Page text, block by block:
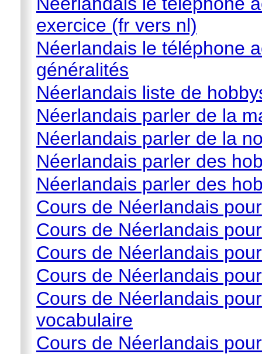
exercice (fr vers nl)
Néerlandais le téléphone
généralités
Néerlandais liste de
Néerlandais parler de la
Néerlandais parler de la
Néerlandais parler des
Néerlandais parler des
Cours de Néerlandais
Cours de Néerlandais
Cours de Néerlandais
Cours de Néerlandais
Cours de Néerlandais
vocabulaire
Cours de Néerlandais